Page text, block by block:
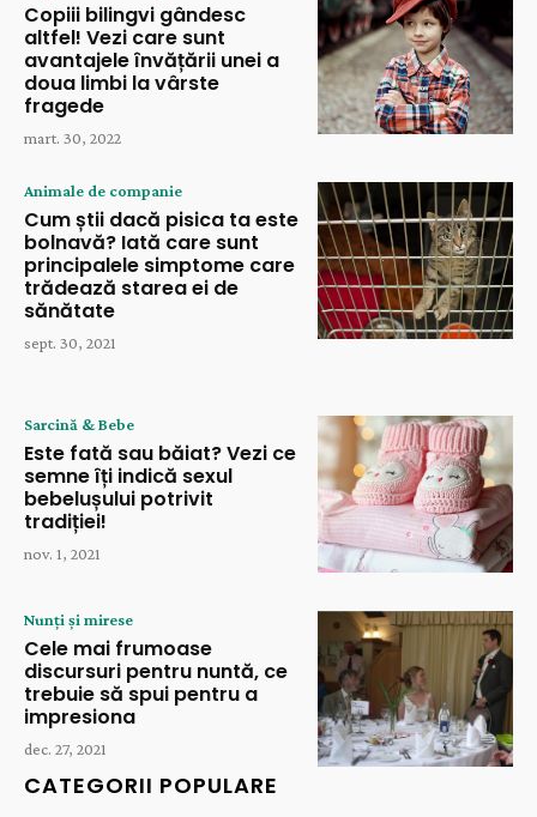
Copiii bilingvi gândesc
altfel! Vezi care sunt
avantajele învățării unei a
doua limbi la vârste
fragede
mart. 30, 2022
Animale de companie
Cum știi dacă pisica ta este
bolnavă? Iată care sunt
principalele simptome care
trădează starea ei de
sănătate
sept. 30, 2021
Sarcină & Bebe
Este fată sau băiat? Vezi ce
semne îți indică sexul
bebelușului potrivit
tradiției!
nov. 1, 2021
Nunți și mirese
Cele mai frumoase
discursuri pentru nuntă, ce
trebuie să spui pentru a
impresiona
dec. 27, 2021
CATEGORII POPULARE